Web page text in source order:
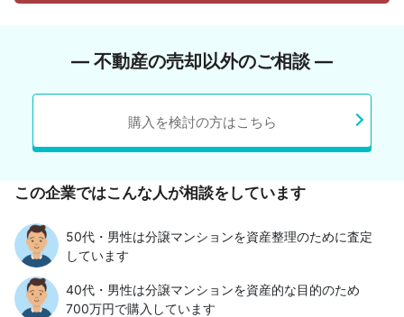
― 不動産の売却以外のご相談 ―
購入を検討の方はこちら
この企業ではこんな人が相談をしています
50代・男性は分譲マンションを資産整理のために査定
しています
40代・男性は分譲マンションを資産的な目的のため
700万円で購入しています